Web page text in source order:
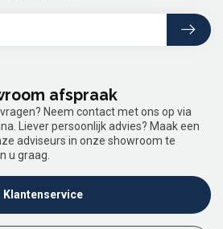
afspraak
Neem contact met ons op via
Liever persoonlijk advies? Maak een
adviseurs in onze showroom te
u graag.
Klantenservice